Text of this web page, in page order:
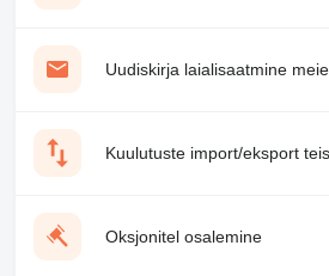
Uudiskirja laialisaatmine
Kuulutuste import/eksport
Oksjonitel osalemine